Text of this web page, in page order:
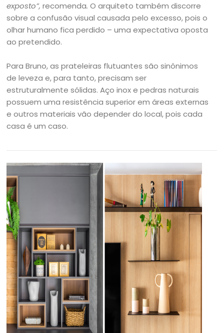
exposto”,recomenda. O arquiteto também discorre
sobre a confusão visual causada pelo excesso, pois o
olhar humano fica perdido – uma expectativa oposta
ao pretendido.
Para Bruno, as prateleiras flutuantes são sinônimos
de leveza e, para tanto, precisam ser
estruturalmente sólidas. Aço inox e pedras naturais
possuem uma resistência superior em áreas externas
e outros materiais vão depender do local, pois cada
casa é um caso.